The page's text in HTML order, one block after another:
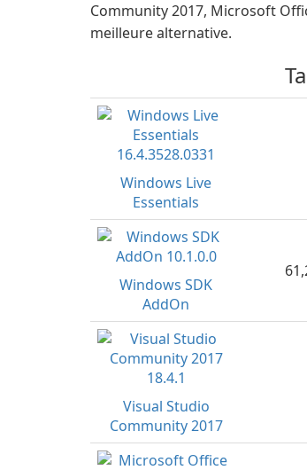
Community 2017, Microsoft
meilleure alternative.
Windows Live
Essentials
Windows SDK
AddOn
Visual Studio
Community 2017